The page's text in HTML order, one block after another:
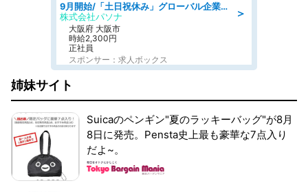
＞
9月開始/「土日祝休み」グローバル企業での産業保健のお仕事/保健師/高時給/残業なし/服装自由
株式会社パソナ
大阪府 大阪市
時給2,300円
正社員
スポンサー：求人ボックス
姉妹サイト
Suicaのペンギン"夏のラッキーバッグ"が8月
8日に発売。Pensta史上最も豪華な7点入り
だよ~。